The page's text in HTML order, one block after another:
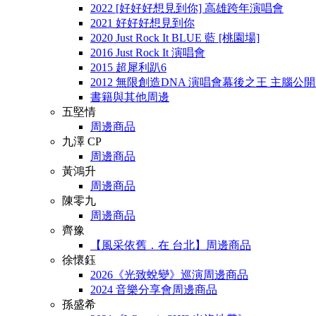
2022 [好好好想見到你] 高雄跨年演唱會
2021 好好好想見到你
2020 Just Rock It BLUE 藍 [桃園場]
2016 Just Rock It 演唱會
2015 超犀利趴6
2012 無限創造DNA 演唱會幕後之王 主腦公
書籍與其他周邊
五堅情
周邊商品
九澤 CP
周邊商品
黃鴻升
周邊商品
陳零九
周邊商品
齊豫
【風采依舊．在 台北】周邊商品
徐懷鈺
2026《光致蛻變》巡演周邊商品
2024 音樂分享會周邊商品
孫盛希